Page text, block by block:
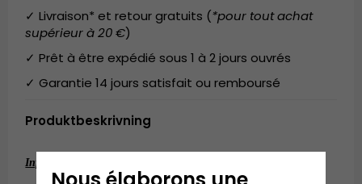
✓ Livraison* et retour gratuits (*pour tout achat
supérieur à 20 €)
✓ Prêt à être expédié sous 1 à 2 jours ouvrés
✓ Garantie 14 jours satisfait ou remboursé
Produktbeskrivning
Informations détaillées: